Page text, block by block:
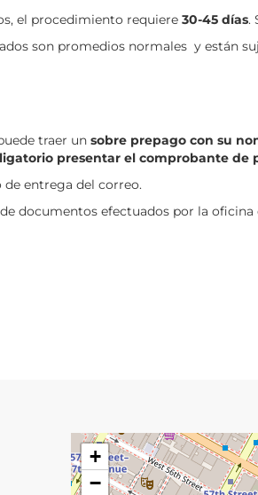
el procedimiento requiere 30-45 días.
son promedios normales y están
traer un sobre prepago con su
presentar el comprobante de
entrega del correo.
documentos efectuados por la
+
−